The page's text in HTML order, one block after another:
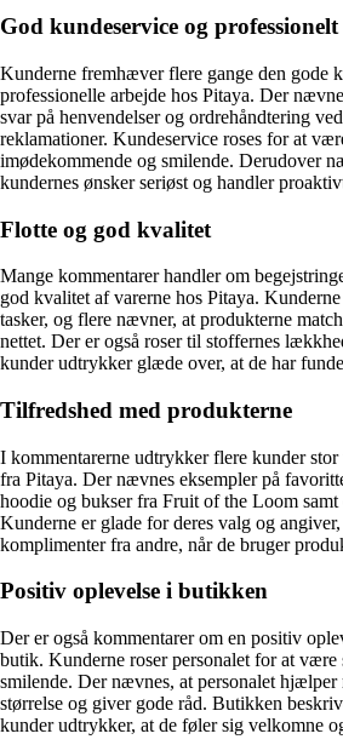
God kundeservice og
Kunderne fremhæver flere gange den gode
professionelle arbejde hos Pitaya. Der
svar på henvendelser og ordrehåndtering
reklamationer. Kundeservice roses for at
imødekommende og smilende. Derudover
kundernes ønsker seriøst og handler
Flotte og god kvalitet
Mange kommentarer handler om
god kvalitet af varerne hos Pitaya.
tasker, og flere nævner, at produkterne
nettet. Der er også roser til stoffernes
kunder udtrykker glæde over, at de har
Tilfredshed med produkterne
I kommentarerne udtrykker flere kunder
fra Pitaya. Der nævnes eksempler på
hoodie og bukser fra Fruit of the Loom samt
Kunderne er glade for deres valg og
komplimenter fra andre, når de bruger
Positiv oplevelse i butikken
Der er også kommentarer om en positiv
butik. Kunderne roser personalet for at
smilende. Der nævnes, at personalet
størrelse og giver gode råd. Butikken
kunder udtrykker, at de føler sig velkomne